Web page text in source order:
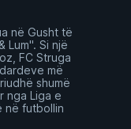
në Gusht të
Lum". Si një
FC Struga
më
shumë
nga Liga e
në futbollin